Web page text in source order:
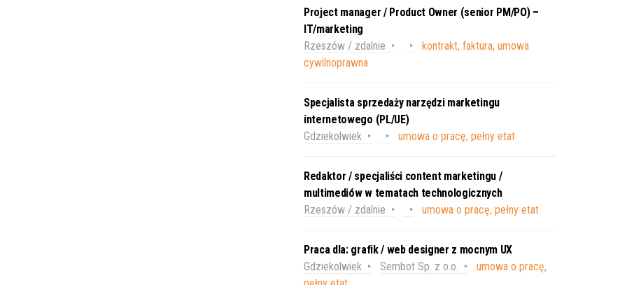
Project manager / Product Owner (senior PM/PO) –
IT/marketing
Rzeszów / zdalnie
kontrakt, faktura, umowa
cywilnoprawna
Specjalista sprzedaży narzędzi marketingu
internetowego (PL/UE)
Gdziekolwiek
umowa o pracę, pełny etat
Redaktor / specjaliści content marketingu /
multimediów w tematach technologicznych
Rzeszów / zdalnie
umowa o pracę, pełny etat
Praca dla: grafik / web designer z mocnym UX
Gdziekolwiek
Sembot Sp. z o.o.
umowa o pracę,